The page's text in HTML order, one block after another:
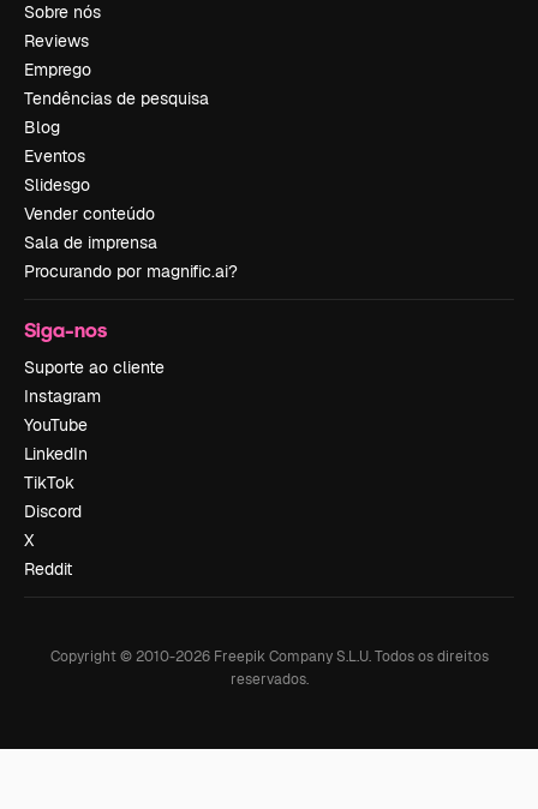
Sobre nós
Reviews
Emprego
Tendências de pesquisa
Blog
Eventos
Slidesgo
Vender conteúdo
Sala de imprensa
Procurando por magnific.ai?
Siga-nos
Suporte ao cliente
Instagram
YouTube
LinkedIn
TikTok
Discord
X
Reddit
Copyright © 2010-2026Freepik Company S.L.U. Todos os direitos
reservados.